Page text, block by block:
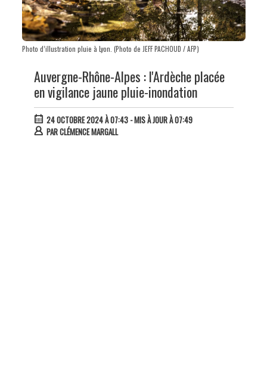
Photo d’illustration pluie à Lyon. (Photo de JEFF PACHOUD / AFP)
Auvergne-Rhône-Alpes : l'Ardèche placée
en vigilance jaune pluie-inondation
24 OCTOBRE 2024 À 07:43- MIS À JOUR À 07:49
PARCLÉMENCE MARGALL